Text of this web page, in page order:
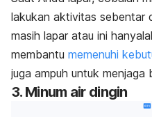
lakukan aktivitas sebentar
masih lapar atau ini
membantu memenuhi
juga ampuh untuk menjaga
3. Minum air dingin